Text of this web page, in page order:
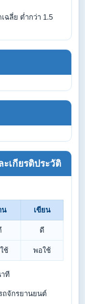
ลี่ย ต่ำกว่า 1.5
เกียรติประวัติ
น เขียน
ดี
ช้ พอใช้
ที
ถจักรยานยนต์